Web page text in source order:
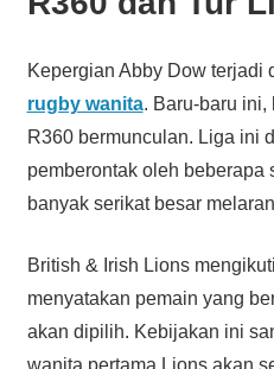
Kepergian Abby Dow terjadi
rugby wanita. Baru-baru ini,
R360 bermunculan. Liga ini
pemberontak oleh beberapa
banyak serikat besar
British & Irish Lions
menyatakan pemain yang
akan dipilih. Kebijakan ini
wanita pertama Lions akan